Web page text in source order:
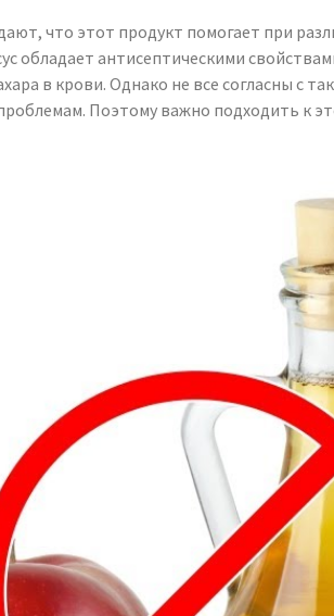
что этот продукт помогает при
антисептическими
в крови. Однако не все согласны с
Поэтому важно подходить к